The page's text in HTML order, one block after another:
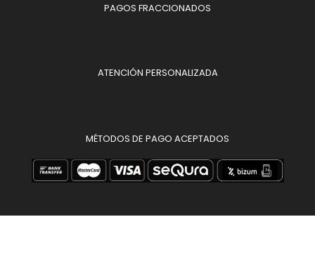
PAGOS FRACCIONADOS
ATENCIÓN PERSONALIZADA
MÉTODOS DE PAGO ACEPTADOS